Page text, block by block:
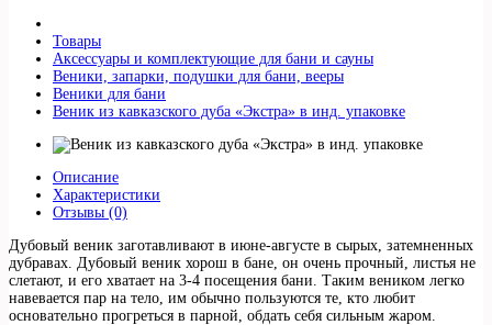
Товары
Аксессуары и комплектующие для бани и сауны
Веники, запарки, подушки для бани, вееры
Веники для бани
Веник из кавказского дуба «Экстра» в инд. упаковке
Описание
Характеристики
Отзывы (0)
Дубовый веник заготавливают в июне-августе в сырых, затемненных
дубравах. Дубовый веник хорош в бане, он очень прочный, листья не
слетают, и его хватает на 3-4 посещения бани. Таким веником легко
навевается пар на тело, им обычно пользуются те, кто любит
основательно прогреться в парной, обдать себя сильным жаром.